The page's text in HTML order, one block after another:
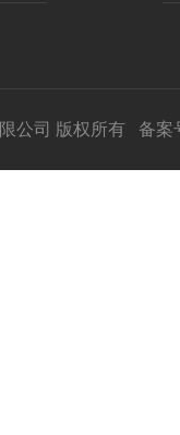
公司 版权所有 备案